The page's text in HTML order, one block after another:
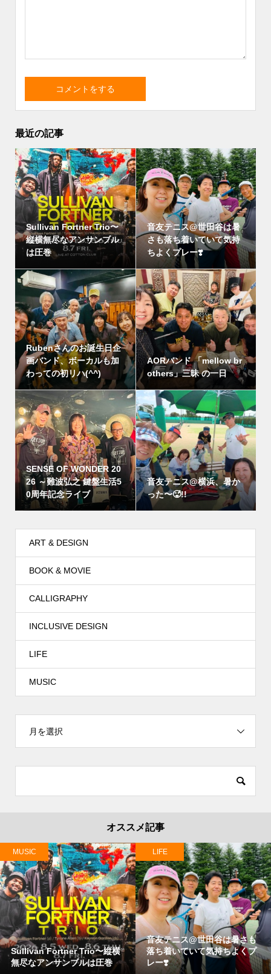
最近の記事
Sullivan Fortner Trio〜
縦横無尽なアンサンブル
は圧巻
音友テニス@世田谷は暑
さも落ち着いていて気持
ちよくプレー❣️
Rubenさんのお誕生日企
画バンド、ボーカルも加
わっての初リハ(^^)
AORバンド 「mellow br
others」三昧 の一日
SENSE OF WONDER 20
26 ～難波弘之 鍵盤生活5
0周年記念ライブ
音友テニス@横浜、暑か
った〜🥵!!
ART & DESIGN
BOOK & MOVIE
CALLIGRAPHY
INCLUSIVE DESIGN
LIFE
MUSIC
月を選択
オススメ記事
Sullivan Fortner Trio〜縦横
無尽なアンサンブルは圧巻
MUSIC
音友テニス@世田谷は暑さも
落ち着いていて気持ちよくプ
レー❣️
LIFE